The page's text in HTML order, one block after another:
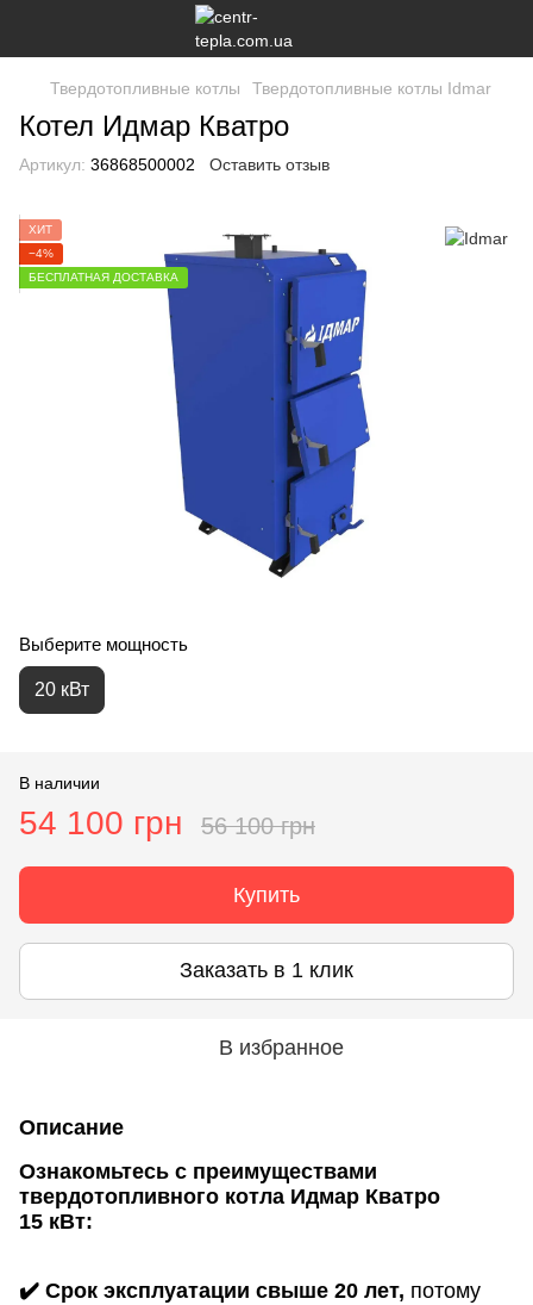
Твердотопливные котлы Твердотопливные котлы Idmar
Котел Идмар Кватро
Артикул: 36868500002 Оставить отзыв
ХИТ
−4%
БЕСПЛАТНАЯ ДОСТАВКА
Выберите мощность
20 кВт
В наличии
54 100 грн 56 100 грн
Купить
Заказать в 1 клик
В избранное
Описание
Ознакомьтесь с преимуществами
твердотопливного котла Идмар Кватро
15 кВт:
✔️ Срок эксплуатации свыше 20 лет, потому